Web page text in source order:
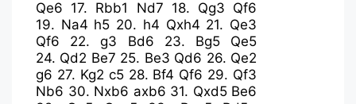
Qe6 17. Rbb1 Nd7 18. Qg3 Qf6
19. Na4 h5 20. h4 Qxh4 21. Qe3
Qf6
22.g3 Bd6 23. Bg5
Qe5
24. Qd2 Be7 25. Be3 Qd6 26. Qe2
g6 27. Kg2 c5 28. Bf4 Qf6 29. Qf3
Nb6 30. Nxb6 axb6 31. Qxd5 Be6